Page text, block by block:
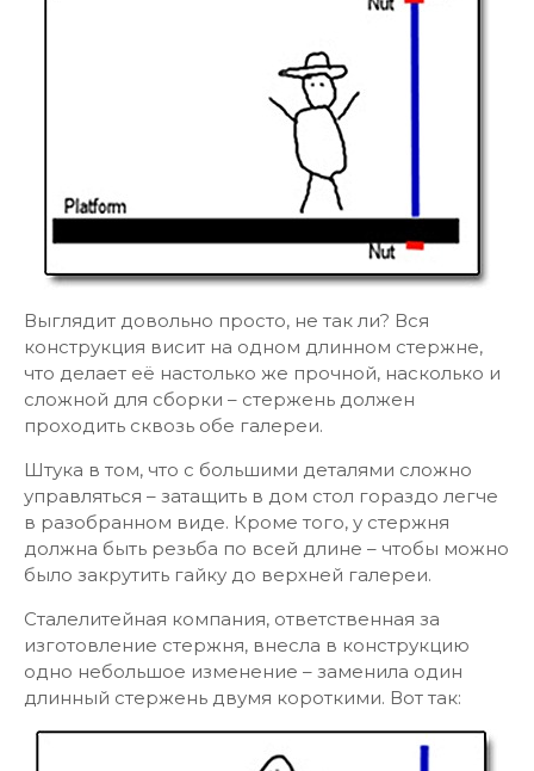
Выглядит довольно просто, не так ли? Вся
конструкция висит на одном длинном стержне,
что делает её настолько же прочной, насколько и
сложной для сборки – стержень должен
проходить сквозь обе галереи.
Штука в том, что с большими деталями сложно
управляться – затащить в дом стол гораздо легче
в разобранном виде. Кроме того, у стержня
должна быть резьба по всей длине – чтобы можно
было закрутить гайку до верхней галереи.
Сталелитейная компания, ответственная за
изготовление стержня, внесла в конструкцию
одно небольшое изменение – заменила один
длинный стержень двумя короткими. Вот так: